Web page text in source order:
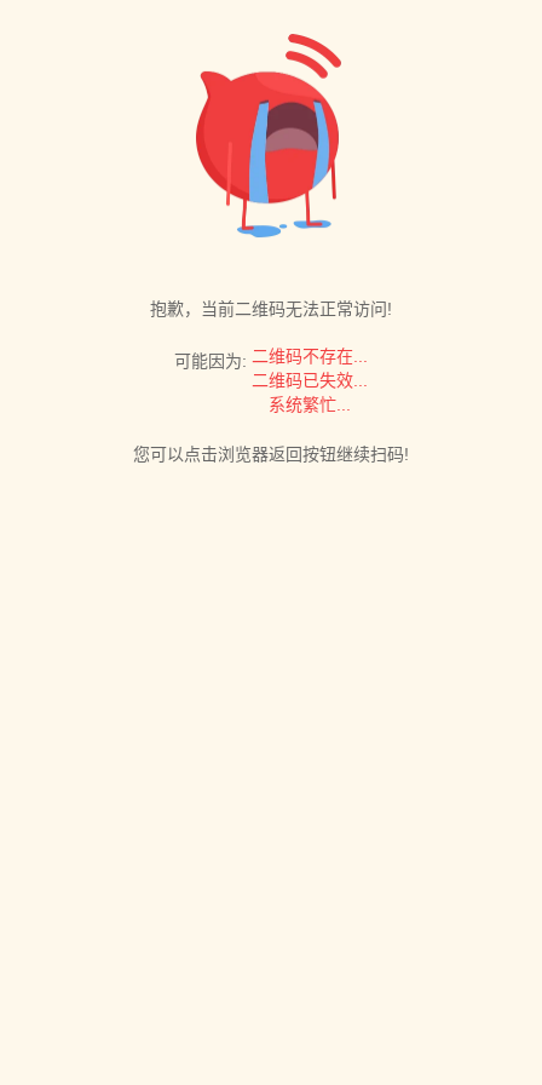
抱歉，当前二维码无法正常访问!
可能因为: 二维码不存在...
二维码已失效...
系统繁忙...
您可以点击浏览器返回按钮继续扫码!